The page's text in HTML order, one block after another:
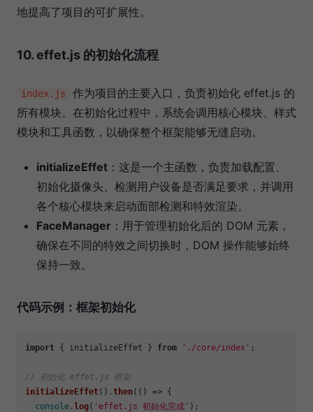
地提高了项目的可扩展性。
10. effet.js 的初始化流程
index.js
作为项目的主要入口，负责初始化 effet.js 的
所有模块。在初始化过程中，系统会调用核心模块、样式
模块和工具函数，以确保整个框架能够无缝启动。
initializeEffet ：这是一个主函数，负责加载配置、
初始化摄像头、检测用户设备是否满足要求，并调用
各个核心模块来启动面部检测和特效渲染。
FaceManager ：用于管理初始化后的 DOM 元素，
确保在不同的特效之间切换时，DOM 操作能够始终
保持一致。
代码示例：框架初始化
import { initializeEffet } from './core/index' ;
// 初始化 effet.js 框架
initializeEffet().then( () => {
console . log( 'effet.js 初始化完成' );